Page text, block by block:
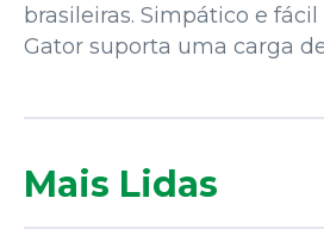
brasileiras. Simpático e fácil
Gator suporta uma carga
Mais Lidas